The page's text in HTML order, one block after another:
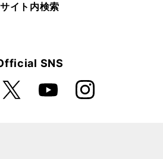
サイト内検索
SNS
YouTube Instagra
m